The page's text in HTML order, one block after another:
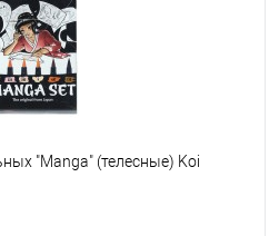
"Manga" (телесные) Koi